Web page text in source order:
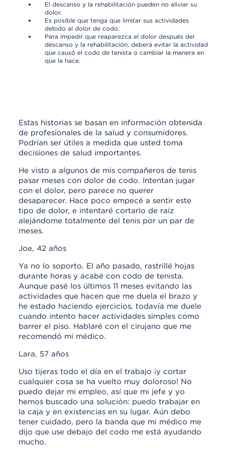
El descanso y la rehabilitación pueden no aliviar su
dolor.
Es posible que tenga que limitar sus actividades
debido al dolor de codo.
Para impedir que reaparezca el dolor después del
descanso y la rehabilitación, deberá evitar la actividad
que causó el codo de tenista o cambiar la manera en
que la hace.
Estas historias se basan en información obtenida
de profesionales de la salud y consumidores.
Podrían ser útiles a medida que usted toma
decisiones de salud importantes.
He visto a algunos de mis compañeros de tenis
pasar meses con dolor de codo. Intentan jugar
con el dolor, pero parece no querer
desaparecer. Hace poco empecé a sentir este
tipo de dolor, e intentaré cortarlo de raíz
alejándome totalmente del tenis por un par de
meses.
Joe, 42 años
Ya no lo soporto. El año pasado, rastrillé hojas
durante horas y acabé con codo de tenista.
Aunque pasé los últimos 11 meses evitando las
actividades que hacen que me duela el brazo y
he estado haciendo ejercicios, todavía me duele
cuando intento hacer actividades simples como
barrer el piso. Hablaré con el cirujano que me
recomendó mi médico.
Lara, 57 años
Uso tijeras todo el día en el trabajo ¡y cortar
cualquier cosa se ha vuelto muy doloroso! No
puedo dejar mi empleo, así que mi jefe y yo
hemos buscado una solución: puedo trabajar en
la caja y en existencias en su lugar. Aún debo
tener cuidado, pero la banda que mi médico me
dijo que use debajo del codo me está ayudando
mucho.